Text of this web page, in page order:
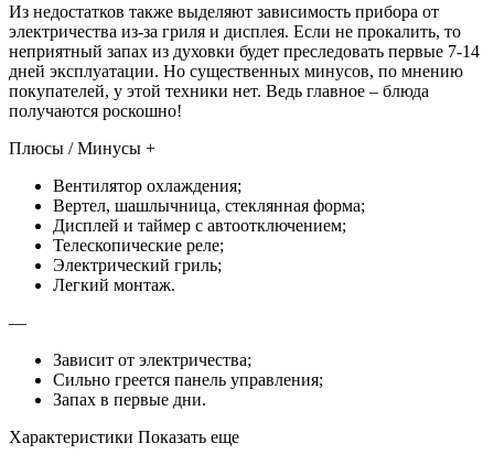
Из недостатков также выделяют зависимость прибора от
электричества из-за гриля и дисплея. Если не прокалить, то
неприятный запах из духовки будет преследовать первые 7-14
дней эксплуатации. Но существенных минусов, по мнению
покупателей, у этой техники нет. Ведь главное – блюда
получаются роскошно!
Плюсы / Минусы +
Вентилятор охлаждения;
Вертел, шашлычница, стеклянная форма;
Дисплей и таймер с автоотключением;
Телескопические реле;
Электрический гриль;
Легкий монтаж.
—
Зависит от электричества;
Сильно греется панель управления;
Запах в первые дни.
Характеристики Показать еще